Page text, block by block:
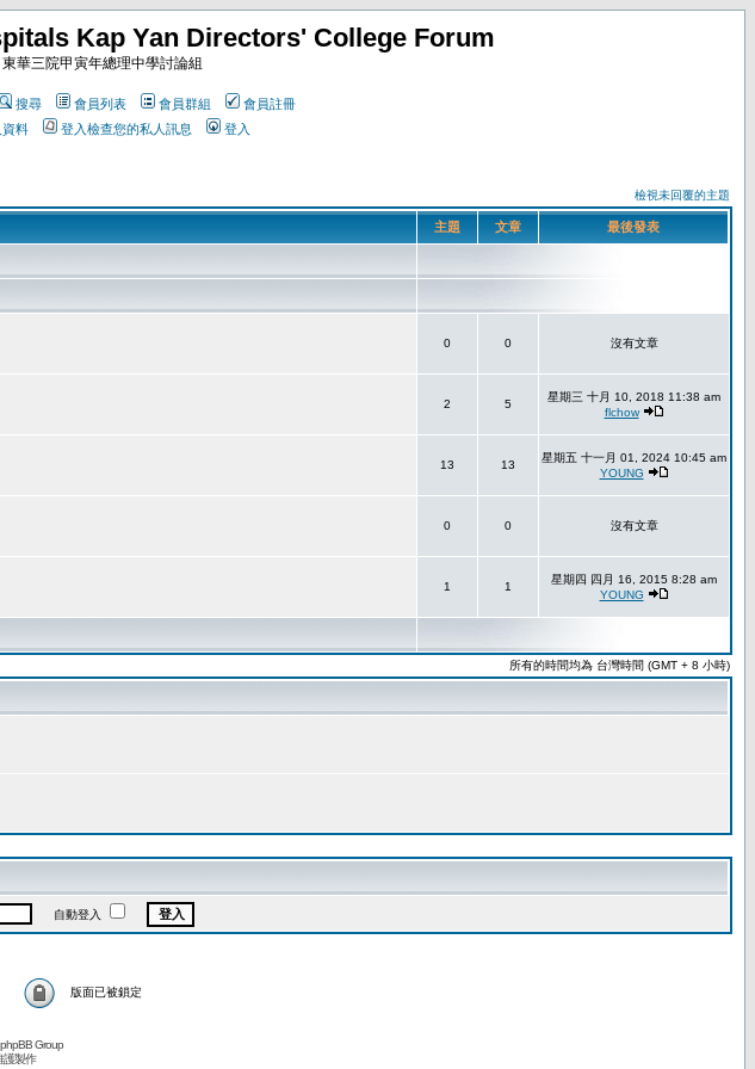
Kap Yan Directors' College Forum
東華三院甲寅年總理中學討論組
搜尋 會員列表 會員群組
會員註冊
資料
登入檢查您的私人訊息 登入
檢視未回覆的主題
主題 文章 最後發表
0 0 沒有文章
2 5
星期三 十月 10, 2018 11:38 am
flchow
13 13
星期五 十一月 01, 2024 10:45 am
YOUNG
0 0 沒有文章
1 1
星期四 四月 16, 2015 8:28 am
YOUNG
所有的時間均為 台灣時間 (GMT + 8 小時)
自動登入
版面已被鎖定
Group
護製作